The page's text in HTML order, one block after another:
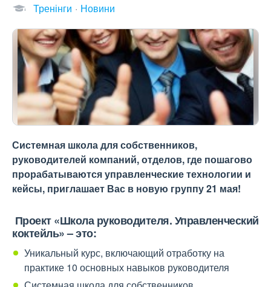
Тренінги
Новини
Системная школа для собственников,
руководителей компаний, отделов, где пошагово
прорабатываются управленческие технологии и
кейсы, приглашает Вас в новую группу 21 мая!
Проект «Школа руководителя. Управленческий
коктейль» – это:
Уникальный курс, включающий отработку на
практике 10 основных навыков руководителя